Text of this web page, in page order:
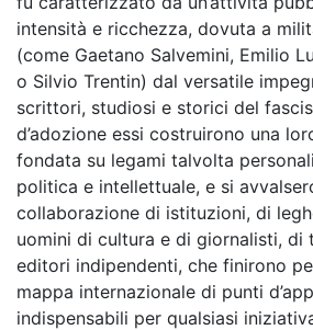
intensità e ricchezza, dovuta a
(come Gaetano Salvemini, Emilio
o Silvio Trentin) dal versatile
scrittori, studiosi e storici del
d’adozione essi costruirono una
fondata su legami talvolta
politica e intellettuale, e si
collaborazione di istituzioni, di
uomini di cultura e di giornalisti, di
editori indipendenti, che finirono
mappa internazionale di punti
indispensabili per qualsiasi